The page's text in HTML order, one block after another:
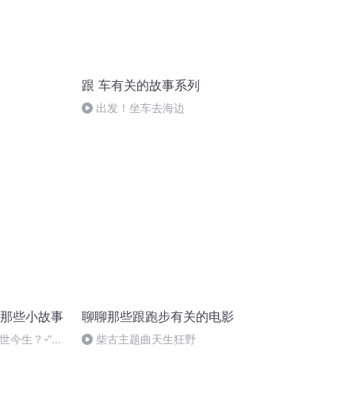
跟 车有关的故事系列
出发！坐车去海边
些小故事
今生？-“返
聊聊那些跟跑步有关的电影
柴古主题曲天生狂野